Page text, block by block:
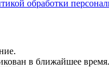
обработки
в ближайшее время.